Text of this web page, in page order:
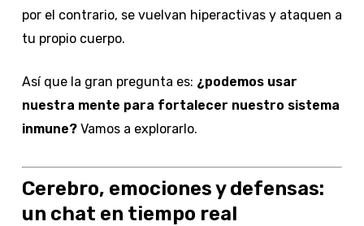
por el contrario, se vuelvan hiperactivas y ataquen a
tu propio cuerpo.
Así que la gran pregunta es: ¿podemos usar
nuestra mente para fortalecer nuestro sistema
inmune?Vamos a explorarlo.
Cerebro, emociones y defensas:
un chat en tiempo real